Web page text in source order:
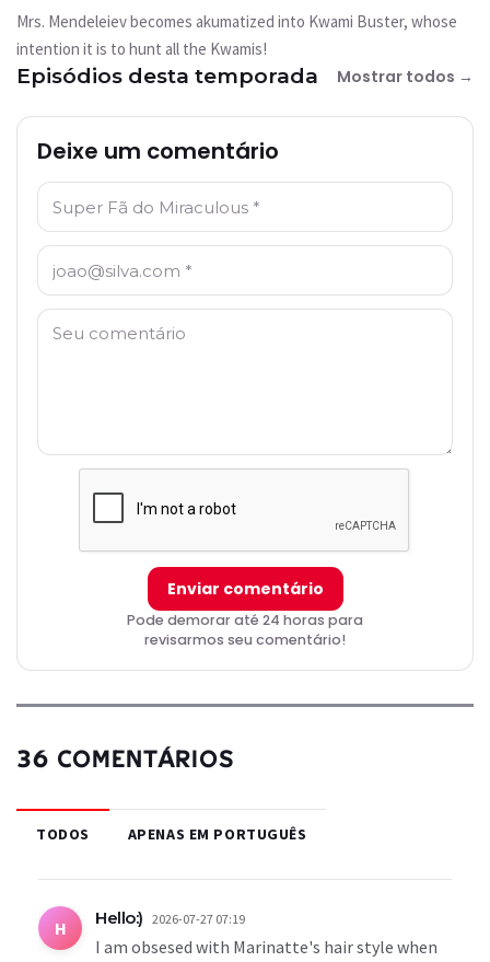
Tentar novamente
Mrs. Mendeleiev becomes akumatized into Kwami Buster, whose
intention it is to hunt all the Kwamis!
Episódios desta temporada Mostrar todos →
Deixe um comentário
Nome: *
E-mail: *
Comentário: *
Enviar comentário
Pode demorar até 24 horas para
revisarmos seu comentário!
36 COMENTÁRIOS
TODOS APENAS EM PORTUGUÊS
H Hello:) 2026-07-27 07:19
I am obsesed with Marinatte's hair style when